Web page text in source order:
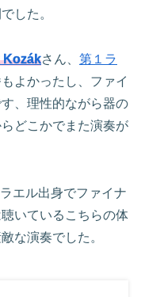
した。
Kozákさん、 第１ラ
よかったし、ファイ
、理性的ながら器の
どこかでまた演奏が
ラエル出身でファイナ
いているこちらの体
な演奏でした。